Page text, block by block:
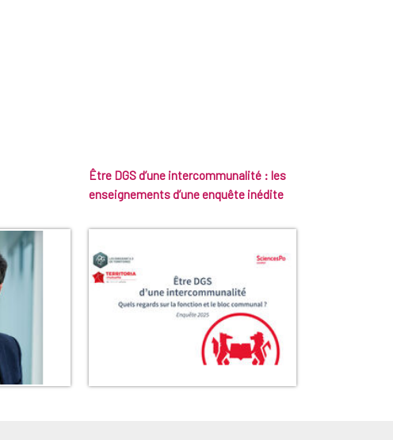
Être DGS d’une intercommunalité : les
enseignements d’une enquête inédite